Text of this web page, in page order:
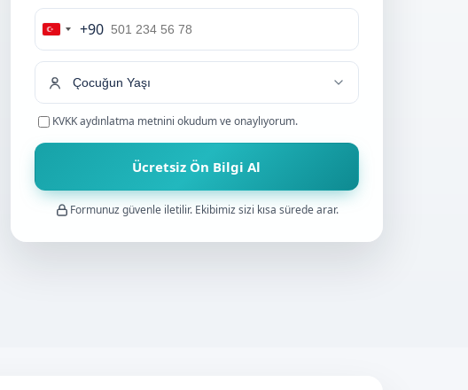
Turkey
+90
+90
KVKK aydınlatma metnini okudum ve onaylıyorum.
Ücretsiz Ön Bilgi Al
Formunuz güvenle iletilir. Ekibimiz sizi kısa sürede arar.